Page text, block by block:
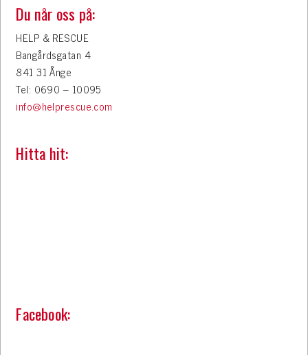
Du når oss på:
HELP & RESCUE
Bangårdsgatan 4
841 31 Ånge
Tel: 0690 – 10095
info@helprescue.com
Hitta hit:
Facebook: